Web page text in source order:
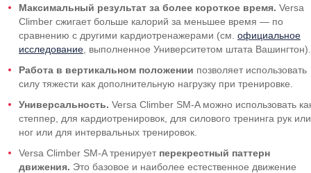
Максимальный результат за более короткое время. Versa
Climber сжигает больше калорий за меньшее время — по
сравнению с другими кардиотренажерами (см. официальное
исследование , выполненное Университетом штата Вашингтон).
Работа в вертикальном положении позволяет использовать
силу тяжести как дополнительную нагрузку при тренировке.
Универсальность. Versa Climber SM-A можно использовать
степпер, для кардиотренировок, для силового тренинга рук или
ног или для интервальных тренировок.
Versa Climber SM-A тренируетперекрестный паттерн
движения. Это базовое и наиболее естественное движение